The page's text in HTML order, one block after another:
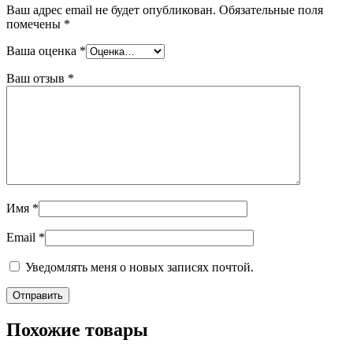
Ваш адрес email не будет опубликован. Обязательные поля
помечены *
Ваша оценка *
Ваш отзыв *
Имя *
Email *
Уведомлять меня о новых записях почтой.
Похожие товары